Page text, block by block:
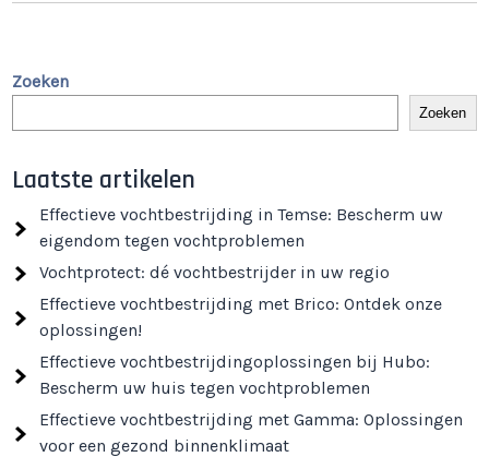
Zoeken
Zoeken
Laatste artikelen
Effectieve vochtbestrijding in Temse: Bescherm uw
eigendom tegen vochtproblemen
Vochtprotect: dé vochtbestrijder in uw regio
Effectieve vochtbestrijding met Brico: Ontdek onze
oplossingen!
Effectieve vochtbestrijdingoplossingen bij Hubo:
Bescherm uw huis tegen vochtproblemen
Effectieve vochtbestrijding met Gamma: Oplossingen
voor een gezond binnenklimaat